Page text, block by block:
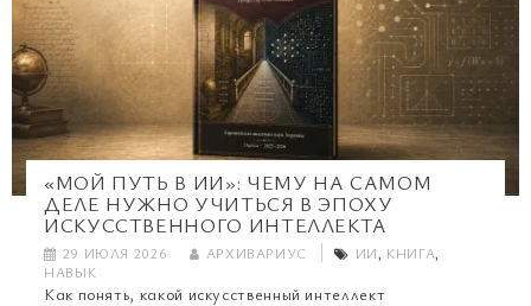
«МОЙ ПУТЬ В ИИ»: ЧЕМУ НА САМОМ
ДЕЛЕ НУЖНО УЧИТЬСЯ В ЭПОХУ
ИСКУССТВЕННОГО ИНТЕЛЛЕКТА
29 ИЮЛЯ 2026 АРХИВАРИУС ИИ, КНИГА,
НАВЫК
Как понять, какой искусственный интеллект